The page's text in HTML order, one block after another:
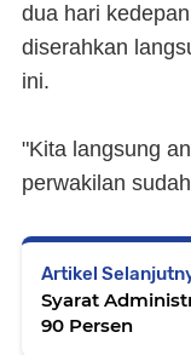
dua hari
diserahkan
ini.
"Kita langsung
perwakilan
Artikel
Syarat
90 Persen